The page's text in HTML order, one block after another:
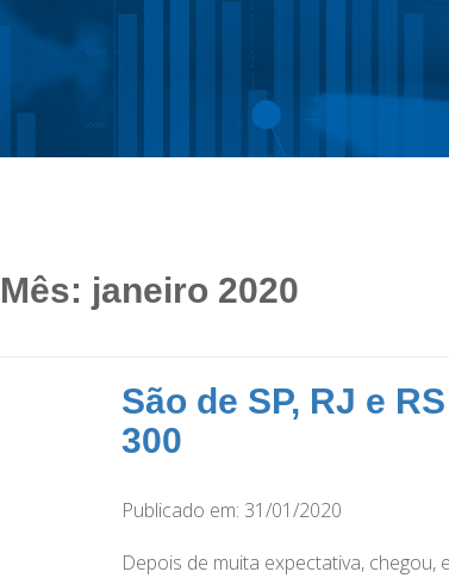
Mês: janeiro 2020
São de SP, RJ e
300
Publicado em: 31/01/2020
Depois de muita expectativa, chegou,